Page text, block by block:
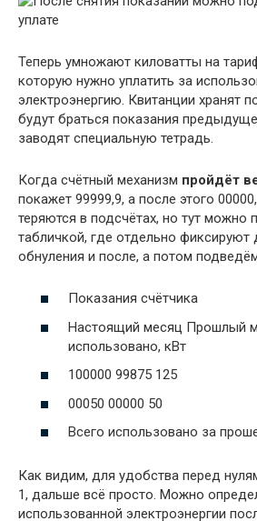
Теперь умножают киловатты на
которую нужно уплатить за
электроэнергию. Квитанции хранят
будут браться показания
заводят специальную тетрадь.
Когда счётный механизм пройдёт
покажет 99999,9, а после этого
теряются в подсчётах, но тут можно
табличкой, где отдельно
обнуления и после, а потом
Показания счётчика
Настоящий месяц Прошлый
использовано, кВт
100000 99875 125
00050 00000 50
Всего использовано за
Как видим, для удобства перед
1, дальше всё просто. Можно
использованной электроэнергии